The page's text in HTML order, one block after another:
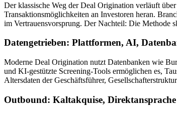
Der klassische Weg der Deal Origination verläuft
Transaktionsmöglichkeiten an Investoren heran.
im Vertrauensvorsprung. Der Nachteil: Die Methode
Datengetrieben: Plattformen, AI,
Moderne Deal Origination nutzt Datenbanken wie
und KI-gestützte Screening-Tools ermöglichen es,
Altersdaten der Geschäftsführer,
Outbound: Kaltakquise, Direktansprache